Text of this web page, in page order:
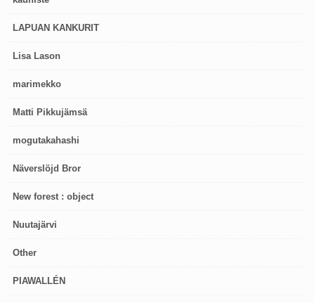
LAPUAN KANKURIT
Lisa Lason
marimekko
Matti Pikkujämsä
mogutakahashi
Näverslöjd Bror
New forest : object
Nuutajärvi
Other
PIAWALLÉN